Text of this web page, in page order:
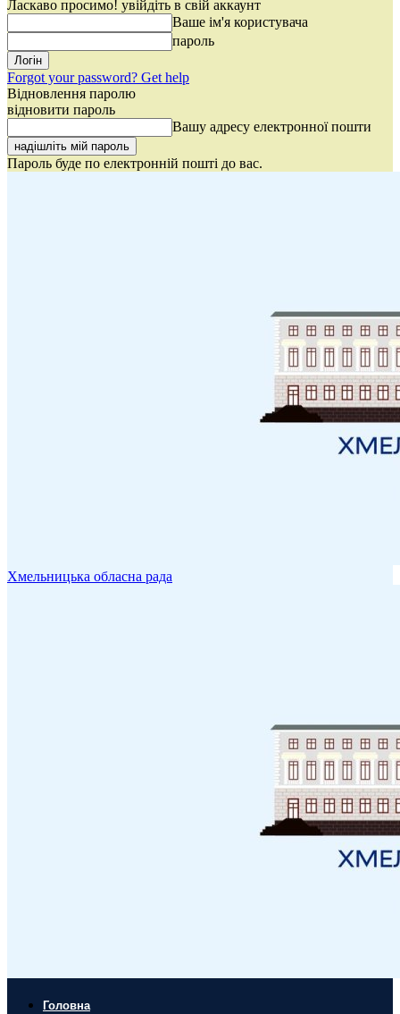
Ласкаво просимо! увійдіть в свій аккаунт
Ваше ім'я користувача
пароль
Forgot your password? Get help
Відновлення паролю
відновити пароль
Вашу адресу електронної пошти
Пароль буде по електронній пошті до вас.
Хмельницька обласна рада
Головна